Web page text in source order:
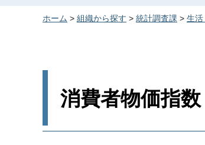
ホーム > 組織から探す > 統計調査課 > 生活
消費者物価指